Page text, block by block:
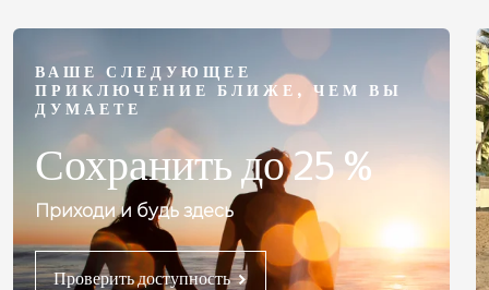
ВАШЕ СЛЕДУЮЩЕЕ
ПРИКЛЮЧЕНИЕ БЛИЖЕ, ЧЕМ ВЫ
ДУМАЕТЕ
Сохранить до 25 %
Приходи и будь здесь
Проверить доступность